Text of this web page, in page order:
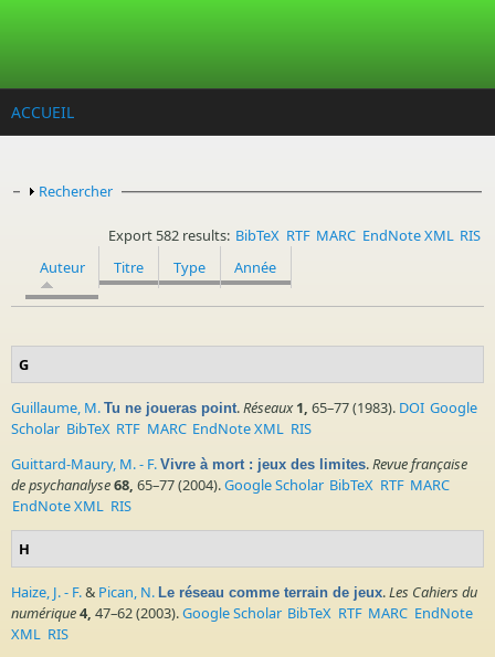
ACCUEIL
Afficher
Rechercher
Export 582 results: BibTeX RTF MARC EndNote XML RIS
Auteur
Titre Type Année
G
Guillaume, M. Tu ne joueras point.Réseaux 1, 65–77 (1983). DOI Google
Scholar BibTeX RTF MARC EndNote XML RIS
Guittard-Maury, M. - F. Vivre à mort : jeux des limites.Revue française
de psychanalyse68, 65–77 (2004).Google Scholar BibTeX RTF MARC
EndNote XML
RIS
H
Haize, J. - F.& Pican, N. Le réseau comme terrain de jeux.Les Cahiers du
numérique4, 47–62 (2003).Google Scholar BibTeX RTF MARC EndNote
XML RIS